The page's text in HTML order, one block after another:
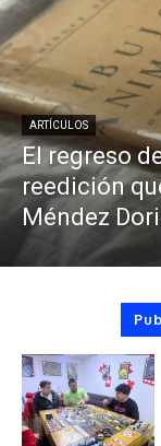
ARTÍCULOS
El regreso
reedición
Méndez